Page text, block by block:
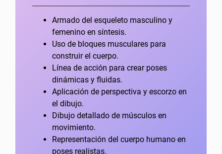
Armado del esqueleto masculino y
femenino en síntesis.
Uso de bloques musculares para
construir el cuerpo.
Línea de acción para crear poses
dinámicas y fluidas.
Aplicación de perspectiva y escorzo en
el dibujo.
Dibujo detallado de músculos en
movimiento.
Representación del cuerpo humano en
poses realistas.